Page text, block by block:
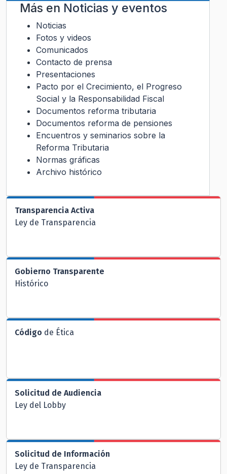
Más en Noticias y eventos
Noticias
Fotos y videos
Comunicados
Contacto de prensa
Presentaciones
Pacto por el Crecimiento, el Progreso
Social y la Responsabilidad Fiscal
Documentos reforma tributaria
Documentos reforma de pensiones
Encuentros y seminarios sobre la
Reforma Tributaria
Normas gráficas
Archivo histórico
Transparencia Activa
Ley de Transparencia
Gobierno Transparente
Histórico
Código de Ética
Solicitud de Audiencia
Ley del Lobby
Solicitud de Información
Ley de Transparencia